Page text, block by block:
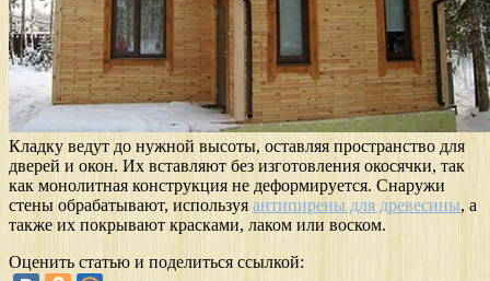
Кладку ведут до нужной высоты, оставляя пространство для
дверей и окон. Их вставляют без изготовления окосячки, так
как монолитная конструкция не деформируется. Снаружи
стены обрабатывают, используя антипирены для древесины, а
также их покрывают красками, лаком или воском.
Оценить статью и поделиться ссылкой: